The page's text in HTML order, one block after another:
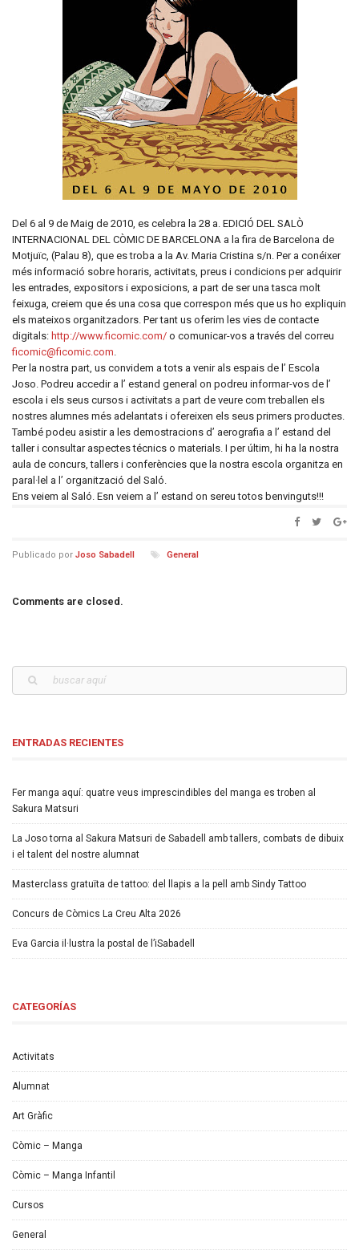
Del 6 al 9 de Maig de 2010, es celebra la 28 a. EDICIÓ DEL SALÒ
INTERNACIONAL DEL CÒMIC DE BARCELONA a la fira de Barcelona de
Motjuïc, (Palau 8), que es troba a la Av. Maria Cristina s/n. Per a conéixer
més informació sobre horaris, activitats, preus i condicions per adquirir
les entrades, expositors i exposicions, a part de ser una tasca molt
feixuga, creiem que és una cosa que correspon més que us ho expliquin
els mateixos organitzadors. Per tant us oferim les vies de contacte
digitals: http://www.ficomic.com/ o comunicar-vos a través del correu
ficomic@ficomic.com.
Per la nostra part, us convidem a tots a venir als espais de l’ Escola
Joso. Podreu accedir a l’ estand general on podreu informar-vos de l’
escola i els seus cursos i activitats a part de veure com treballen els
nostres alumnes més adelantats i ofereixen els seus primers productes.
També podeu asistir a les demostracions d’ aerografia a l’ estand del
taller i consultar aspectes técnics o materials. I per últim, hi ha la nostra
aula de concurs, tallers i conferències que la nostra escola organitza en
paral·lel a l’ organització del Saló.
Ens veiem al Saló. Esn veiem a l’ estand on sereu totos benvinguts!!!
Publicado por Joso Sabadell General
Comments are closed.
ENTRADAS RECIENTES
Fer manga aquí: quatre veus imprescindibles del manga es troben al
Sakura Matsuri
La Joso torna al Sakura Matsuri de Sabadell amb tallers, combats de dibuix
i el talent del nostre alumnat
Masterclass gratuïta de tattoo: del llapis a la pell amb Sindy Tattoo
Concurs de Còmics La Creu Alta 2026
Eva Garcia il·lustra la postal de l’iSabadell
CATEGORÍAS
Activitats
Alumnat
Art Gràfic
Còmic – Manga
Còmic – Manga Infantil
Cursos
General